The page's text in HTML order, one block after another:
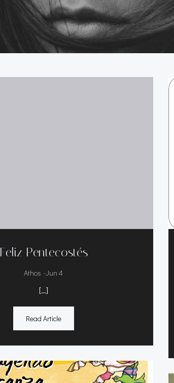
Feliz Pentecostés
Athos -Jun 4
[…]
Read Article